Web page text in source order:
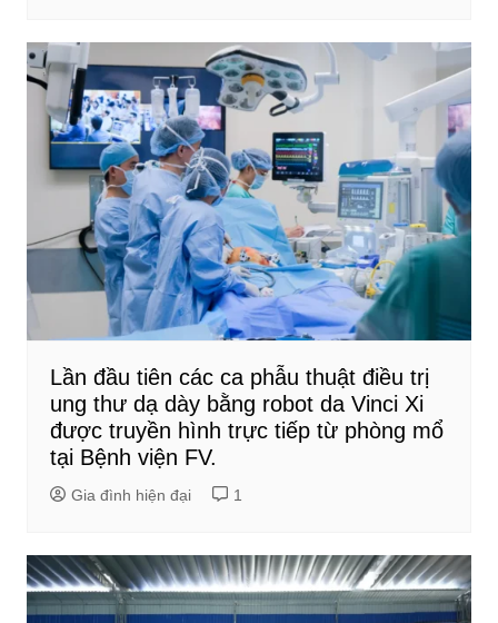
Lần đầu tiên các ca phẫu thuật điều trị
ung thư dạ dày bằng robot da Vinci Xi
được truyền hình trực tiếp từ phòng mổ
tại Bệnh viện FV.
Gia đình hiện đại 1